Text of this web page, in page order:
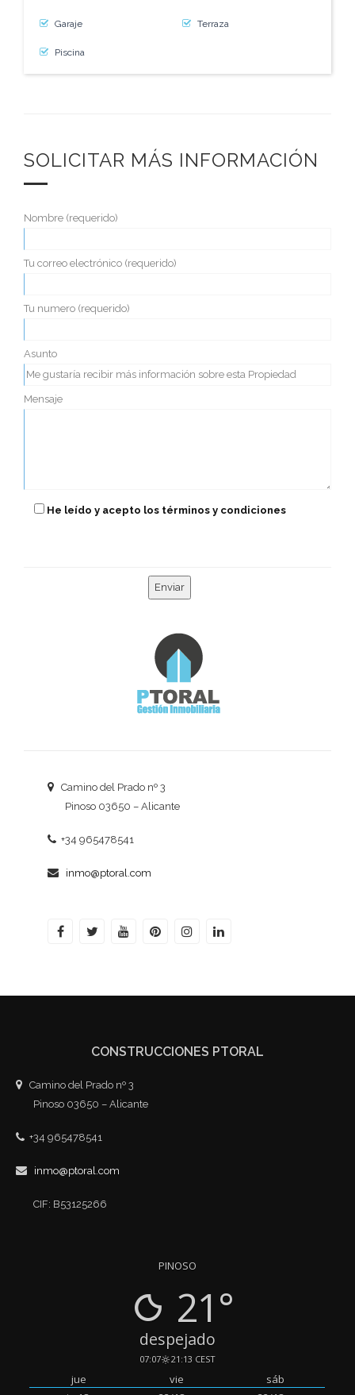
Garaje
Piscina
Terraza
SOLICITAR MÁS INFORMACIÓN
Nombre (requerido)
Tu correo electrónico (requerido)
Tu numero (requerido)
Asunto
Mensaje
He leído y acepto los términos y condiciones
Camino del Prado nº 3
Pinoso 03650 – Alicante
+34 965478541
inmo@ptoral.com
CONSTRUCCIONES PTORAL
Camino del Prado nº 3
Pinoso 03650 – Alicante
+34 965478541
inmo@ptoral.com
CIF: B53125266
PINOSO
21°
despejado
07:07 21:13 CEST
jue vie
sáb